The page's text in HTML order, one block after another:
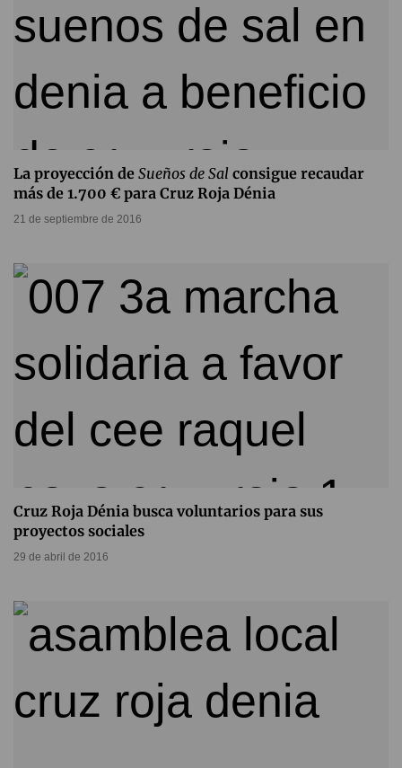
La proyección de Sueños de Sal consigue recaudar
más de 1.700 € para Cruz Roja Dénia
21 de septiembre de 2016
Cruz Roja Dénia busca voluntarios para sus
proyectos sociales
29 de abril de 2016